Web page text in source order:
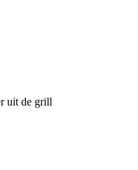
uit de grill